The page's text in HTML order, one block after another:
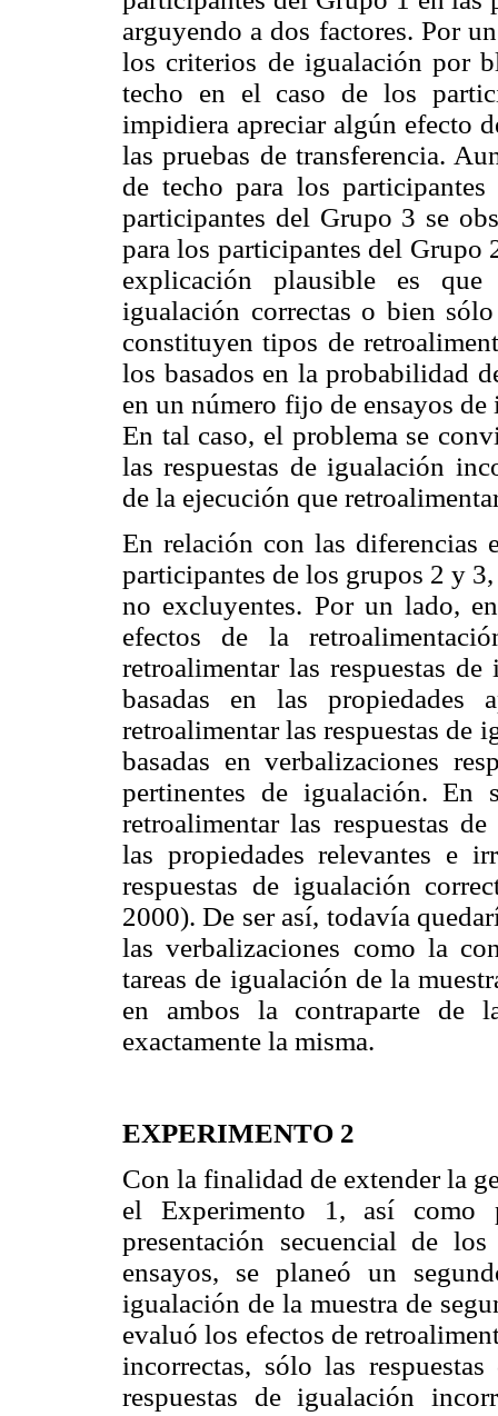
arguyendo a dos factores. Por
los criterios de igualación por
techo en el caso de los
impidiera apreciar algún efecto
las pruebas de transferencia.
de techo para los
participantes del Grupo 3 se
para los participantes del Grupo
explicación plausible es que
igualación correctas o bien
constituyen tipos de
los basados en la probabilidad
en un número fijo de ensayos
En tal caso, el problema se
las respuestas de igualación
de la ejecución que
En relación con las diferencias
participantes de los grupos 2 y
no excluyentes. Por un lado,
efectos de la
retroalimentar las respuestas
basadas en las propiedades
retroalimentar las respuestas de
basadas en verbalizaciones
pertinentes de igualación. En
retroalimentar las respuestas
las propiedades relevantes e
respuestas de igualación
2000). De ser así, todavía
las verbalizaciones como la
tareas de igualación de la
en ambos la contraparte de
exactamente la misma.
EXPERIMENTO 2
Con la finalidad de extender la
el Experimento 1, así como
presentación secuencial de
ensayos, se planeó un
igualación de la muestra de
evaluó los efectos de
incorrectas, sólo las
respuestas de igualación